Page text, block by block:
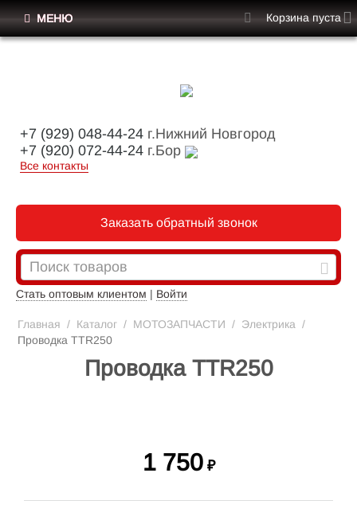
+7 (929) 048-44-24 г.Нижний Новгород
+7 (920) 072-44-24 г.Бор
Все контакты
Заказать обратный звонок
Стать оптовым клиентом | Войти
МЕНЮ Корзина пуста
Главная / Каталог / МОТОЗАПЧАСТИ / Электрика /
Проводка TTR250
Проводка TTR250
1 750 ₽